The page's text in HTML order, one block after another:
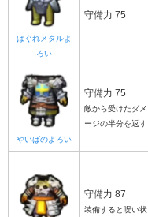
はぐれメタルよ
ろい
守備力 75
やいばのよろい
守備力 75
敵から受けたダメ
ージの半分を返す
守備力 87
装備すると呪い状